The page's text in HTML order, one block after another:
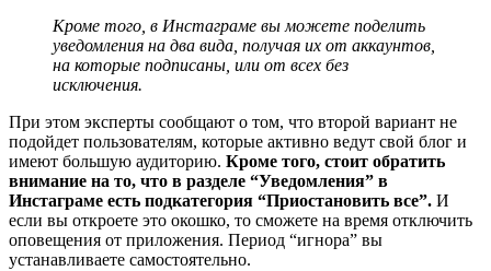
Кроме того, в Инстаграме вы можете поделить
уведомления на два вида, получая их от аккаунтов,
на которые подписаны, или от всех без
исключения.
При этом эксперты сообщают о том, что второй вариант не
подойдет пользователям, которые активно ведут свой блог и
имеют большую аудиторию. Кроме того, стоит обратить
внимание на то, что в разделе “Уведомления” в
Инстаграме есть подкатегория “Приостановить все”. И
если вы откроете это окошко, то сможете на время отключить
оповещения от приложения. Период “игнора” вы
устанавливаете самостоятельно.